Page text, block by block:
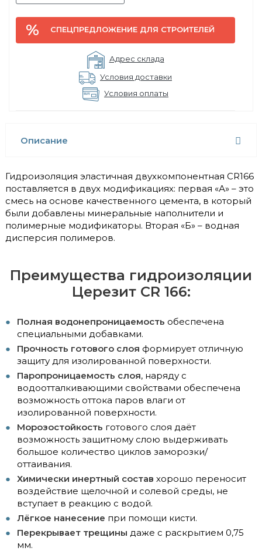
СПЕЦПРЕДЛОЖЕНИЕ ДЛЯ СТРОИТЕЛЕЙ
Адрес склада
Условия доставки
Условия оплаты
Описание
Гидроизоляция эластичная двухкомпонентная CR166
поставляется в двух модификациях: первая «А» – это
смесь на основе качественного цемента, в который
были добавлены минеральные наполнители и
полимерные модификаторы. Вторая «Б» – водная
дисперсия полимеров.
Преимущества гидроизоляции
Церезит CR 166:
Полная водонепроницаемость обеспечена
специальными добавками.
Прочность готового слоя формирует отличную
защиту для изолированной поверхности.
Паропроницаемость слоя, наряду с
водоотталкивающими свойствами обеспечена
возможность оттока паров влаги от
изолированной поверхности.
Морозостойкость готового слоя даёт
возможность защитному слою выдерживать
большое количество циклов заморозки/
оттаивания.
Химически инертный состав хорошо переносит
воздействие щелочной и солевой среды, не
вступает в реакцию с водой.
Лёгкое нанесение при помощи кисти.
Перекрывает трещины даже с раскрытием 0,75
мм.